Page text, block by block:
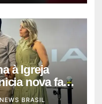
à Igreja
nova fase
BRASIL